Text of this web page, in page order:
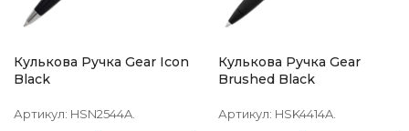
Кулькова Ручка Gear Icon
Black
Артикул: HSN2544A.
Кулькова Ручка Gear
Brushed Black
Артикул: HSK4414A.